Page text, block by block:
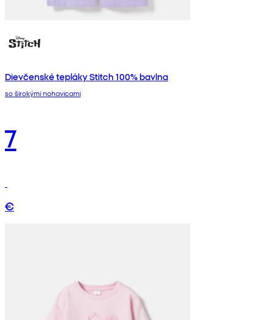
Dievčenské tepláky Stitch 100% bavlna
so širokými nohavicami
7
€